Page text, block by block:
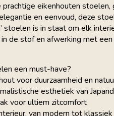
eikenhouten stoelen,
en eenvoud, deze
stoelen is in staat om elk
de stof en afwerking met
een must-have?
voor duurzaamheid en
esthetiek van
voor ultiem zitcomfort
van modern tot klassiek